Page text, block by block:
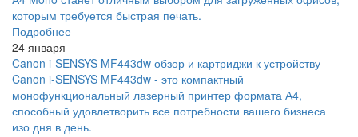
которым требуется быстрая печать.
Подробнее
24 января
Canon i-SENSYS MF443dw обзор и картриджи к устройству
Canon i-SENSYS MF443dw - это компактный
монофункциональный лазерный принтер формата А4,
способный удовлетворить все потребности вашего бизнеса
изо дня в день.